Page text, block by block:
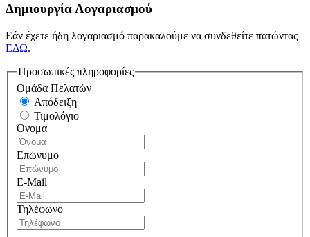
Δημιουργία Λογαριασμού
Εάν έχετε ήδη λογαριασμό παρακαλούμε να συνδεθείτε πατώντας
ΕΔΩ.
Προσωπικές πληροφορίες
Ομάδα Πελατών
Απόδειξη
Τιμολόγιο
Όνομα
Επώνυμο
E-Mail
Τηλέφωνο